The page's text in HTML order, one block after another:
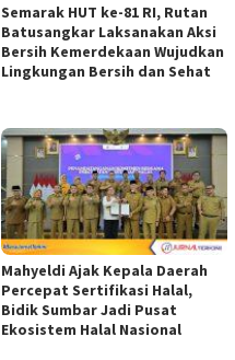
Semarak HUT ke-81 RI, Rutan
Batusangkar Laksanakan Aksi
Bersih Kemerdekaan Wujudkan
Lingkungan Bersih dan Sehat
Mahyeldi Ajak Kepala Daerah
Percepat Sertifikasi Halal,
Bidik Sumbar Jadi Pusat
Ekosistem Halal Nasional